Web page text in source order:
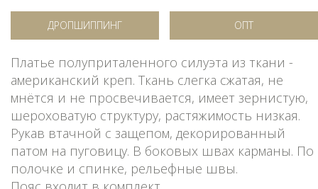
ДРОПШИППИНГ ОПТ
Платье полуприталенного силуэта из ткани -
американский креп. Ткань слегка сжатая, не
мнётся и не просвечивается, имеет зернистую,
шероховатую структуру, растяжимость низкая.
Рукав втачной с защепом, декорированный
патом на пуговицу. В боковых швах карманы. По
полочке и спинке, рельефные швы.